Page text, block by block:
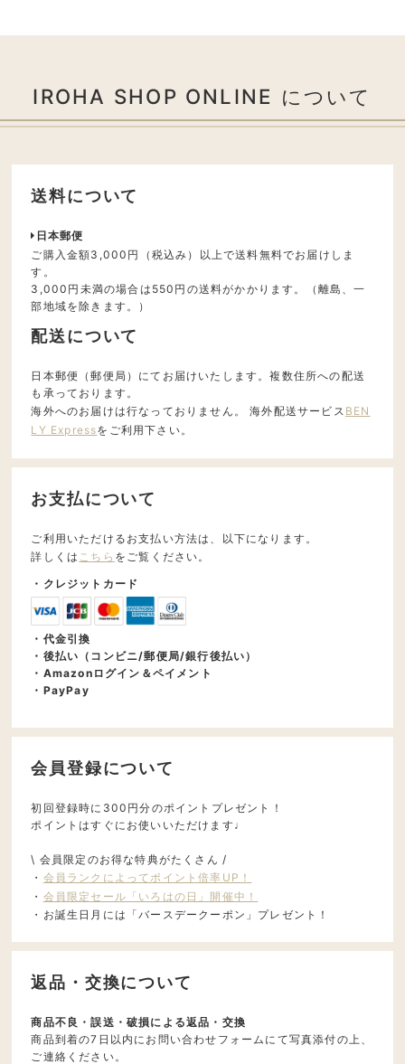
IROHA SHOP ONLINE について
送料について
日本郵便
ご購入金額3,000円（税込み）以上で送料無料でお届けしま
す。
3,000円未満の場合は550円の送料がかかります。（離島、一
部地域を除きます。）
配送について
日本郵便（郵便局）にてお届けいたします。複数住所への配送
も承っております。
海外へのお届けは行なっておりません。 海外配送サービス BEN
LY Expressをご利用下さい。
お支払について
ご利用いただけるお支払い方法は、以下になります。
詳しくは こちら をご覧ください。
・クレジットカード
・代金引換
・後払い（コンビニ/郵便局/銀行後払い）
・Amazonログイン＆ペイメント
・PayPay
会員登録について
初回登録時に300円分のポイントプレゼント！
ポイントはすぐにお使いいただけます♩
\ 会員限定のお得な特典がたくさん /
・ 会員ランクによってポイント倍率UP！
・ 会員限定セール「いろはの日」開催中！
・お誕生日月には「バースデークーポン」プレゼント！
返品・交換について
商品不良・誤送・破損による返品・交換
商品到着の7日以内にお問い合わせフォームにて写真添付の上、
ご連絡ください。